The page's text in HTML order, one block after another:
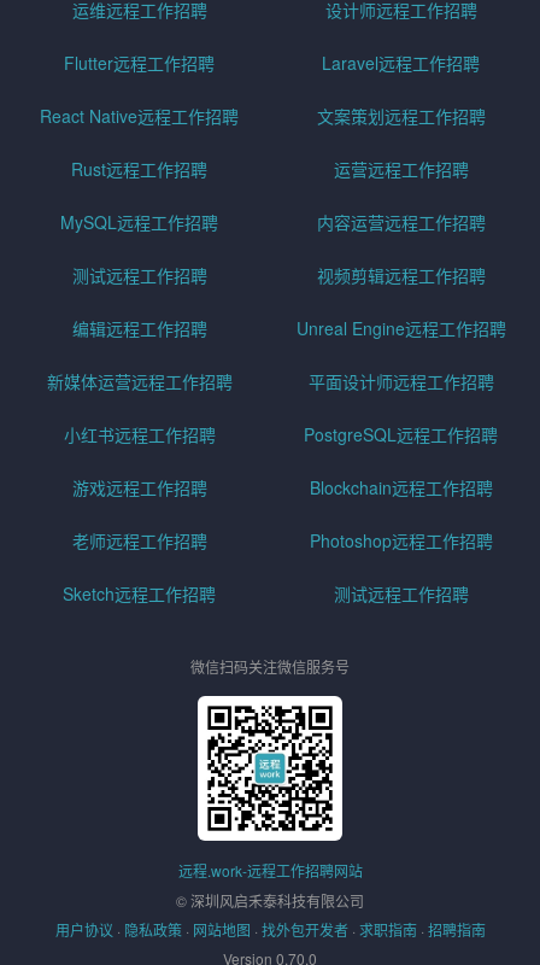
运维远程工作招聘 设计师远程工作招聘
Flutter远程工作招聘 Laravel远程工作招聘
React Native远程工作招聘 文案策划远程工作招聘
Rust远程工作招聘 运营远程工作招聘
MySQL远程工作招聘 内容运营远程工作招聘
测试远程工作招聘 视频剪辑远程工作招聘
编辑远程工作招聘 Unreal Engine远程工作招聘
新媒体运营远程工作招聘 平面设计师远程工作招聘
小红书远程工作招聘 PostgreSQL远程工作招聘
游戏远程工作招聘 Blockchain远程工作招聘
老师远程工作招聘 Photoshop远程工作招聘
Sketch远程工作招聘 测试远程工作招聘
微信扫码关注微信服务号
远程.work-远程工作招聘网站
© 深圳风启禾泰科技有限公司
用户协议 · 隐私政策 · 网站地图 · 找外包开发者 · 求职指南 · 招聘指南
Version 0.70.0